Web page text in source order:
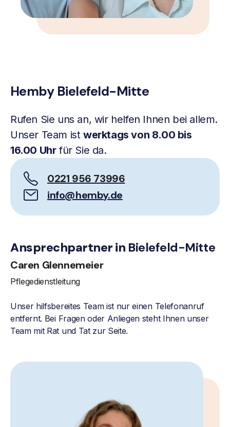
Hemby Bielefeld-Mitte
Rufen Sie uns an, wir helfen Ihnen bei allem.
Unser Team ist werktags von 8.00 bis
16.00 Uhrfür Sie da.
0221 956 73996
info@hemby.de
Ansprechpartner in Bielefeld-Mitte
Caren Glennemeier
Pflegedienstleitung
Unser hilfsbereites Team ist nur einen Telefonanruf
entfernt. Bei Fragen oder Anliegen steht Ihnen unser
Team mit Rat und Tat zur Seite.